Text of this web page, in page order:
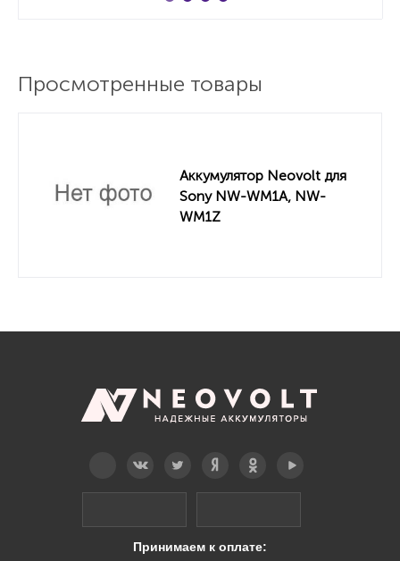
Просмотренные товары
Аккумулятор Neovolt для
Sony NW-WM1A, NW-
WM1Z
Принимаем к оплате: